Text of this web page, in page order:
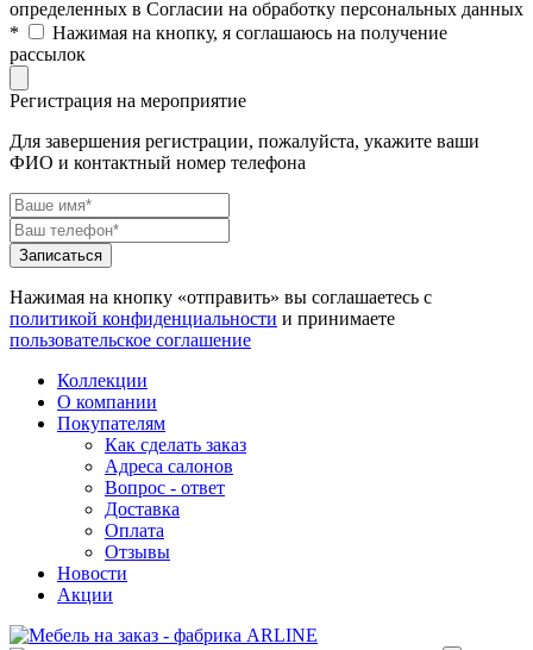
определенных в Согласии на обработку персональных данных
*
Нажимая на кнопку, я соглашаюсь на получение
рассылок
Регистрация на мероприятие
Для завершения регистрации, пожалуйста, укажите ваши
ФИО и контактный номер телефона
Нажимая на кнопку «отправить» вы соглашаетесь с
политикой конфиденциальности и принимаете
пользовательское соглашение
Коллекции
О компании
Покупателям
Как сделать заказ
Адреса салонов
Вопрос - ответ
Доставка
Оплата
Отзывы
Новости
Акции